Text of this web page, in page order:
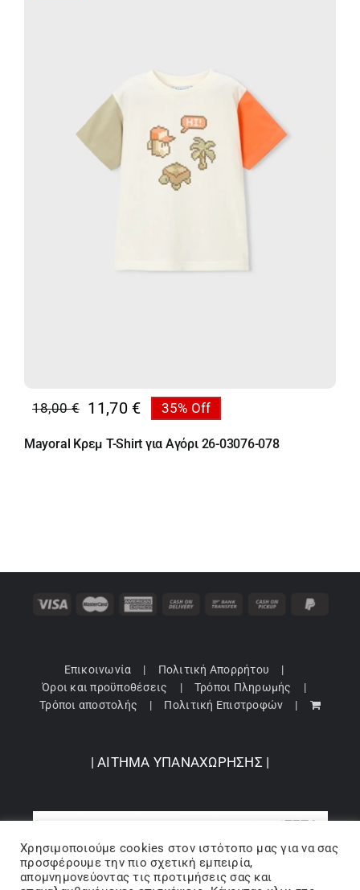
18,00€
Original
price
was:
11,70 €
Η
τρέχουσα
τιμή
35% Off
Mayoral Κρεμ T-Shirt για Αγόρι 26-03076-078
Επικοινωνία
Πολιτική Απορρήτου
Όροι και προϋποθέσεις
Τρόποι Πληρωμής
Τρόποι αποστολής
Πολιτική Επιστροφών
| ΑΙΤΗΜΑ ΥΠΑΝΑΧΩΡΗΣΗΣ |
Χρησιμοποιούμε cookies στον ιστότοπo μας για να σας
προσφέρουμε την πιο σχετική εμπειρία,
απομνημονεύοντας τις προτιμήσεις σας και